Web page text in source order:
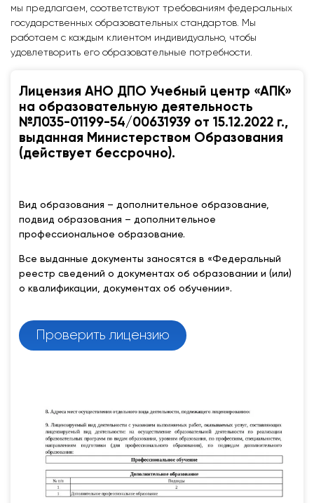
мы предлагаем, соответствуют требованиям федеральных
государственных образовательных стандартов. Мы
работаем с каждым клиентом индивидуально, чтобы
удовлетворить его образовательные потребности.
Лицензия АНО ДПО Учебный центр «АПК»
на образовательную деятельность
№Л035-01199-54/00631939 от 15.12.2022 г.,
выданная Министерством Образования
(действует бессрочно).
Вид образования – дополнительное образование,
подвид образования – дополнительное
профессиональное образование.
Все выданные документы заносятся в «Федеральный
реестр сведений о документах об образовании и (или)
о квалификации, документах об обучении».
Проверить лицензию